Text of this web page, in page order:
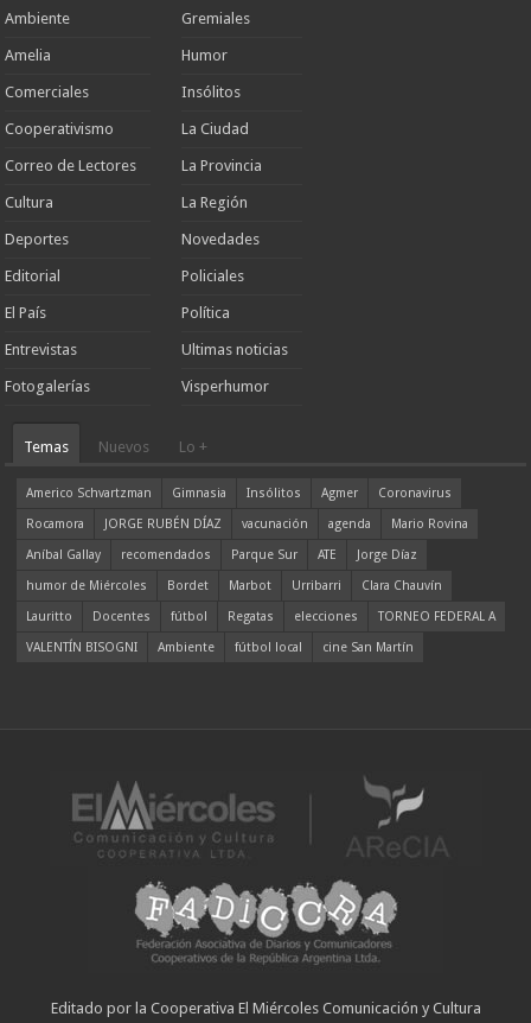
Ambiente
Amelia
Comerciales
Cooperativismo
Correo de Lectores
Cultura
Deportes
Editorial
El País
Entrevistas
Fotogalerías
Gremiales
Humor
Insólitos
La Ciudad
La Provincia
La Región
Novedades
Policiales
Política
Ultimas noticias
Visperhumor
Temas Nuevos Lo +
Americo Schvartzman Gimnasia Insólitos Agmer
Coronavirus
Rocamora
JORGE RUBÉN DÍAZ vacunación agenda
Mario Rovina
Aníbal Gallay
recomendados Parque Sur ATE
Jorge Díaz
humor de Miércoles
Bordet Marbot Urribarri
Clara Chauvín
Lauritto
Docentes fútbol Regatas elecciones
TORNEO FEDERAL A
VALENTÍN BISOGNI
Ambiente fútbol local cine San Martín
Editado por la Cooperativa El Miércoles Comunicación y Cultura